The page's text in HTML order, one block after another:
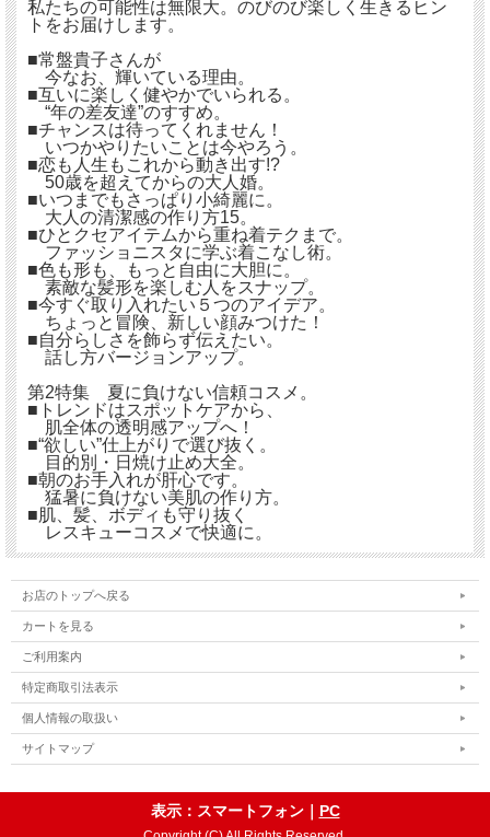
私たちの可能性は無限大。のびのび楽しく生きるヒン
トをお届けします。
■常盤貴子さんが
今なお、輝いている理由。
■互いに楽しく健やかでいられる。
“年の差友達”のすすめ。
■チャンスは待ってくれません！
いつかやりたいことは今やろう。
■恋も人生もこれから動き出す!?
50歳を超えてからの大人婚。
■いつまでもさっぱり小綺麗に。
大人の清潔感の作り方15。
■ひとクセアイテムから重ね着テクまで。
ファッショニスタに学ぶ着こなし術。
■色も形も、もっと自由に大胆に。
素敵な髪形を楽しむ人をスナップ。
■今すぐ取り入れたい５つのアイデア。
ちょっと冒険、新しい顔みつけた！
■自分らしさを飾らず伝えたい。
話し方バージョンアップ。
第2特集 夏に負けない信頼コスメ。
■トレンドはスポットケアから、
肌全体の透明感アップへ！
■“欲しい”仕上がりで選び抜く。
目的別・日焼け止め大全。
■朝のお手入れが肝心です。
猛暑に負けない美肌の作り方。
■肌、髪、ボディも守り抜く
レスキューコスメで快適に。
お店のトップへ戻る
カートを見る
ご利用案内
特定商取引法表示
個人情報の取扱い
サイトマップ
表示：スマートフォン｜ PC